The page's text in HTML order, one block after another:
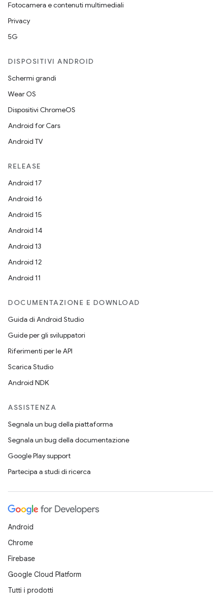
Fotocamera e contenuti multimediali
Privacy
5G
DISPOSITIVI ANDROID
Schermi grandi
Wear OS
Dispositivi ChromeOS
Android for Cars
Android TV
RELEASE
Android 17
Android 16
Android 15
Android 14
Android 13
Android 12
Android 11
DOCUMENTAZIONE E DOWNLOAD
Guida di Android Studio
Guide per gli sviluppatori
Riferimenti per le API
Scarica Studio
Android NDK
ASSISTENZA
Segnala un bug della piattaforma
Segnala un bug della documentazione
Google Play support
Partecipa a studi di ricerca
Android
Chrome
Firebase
Google Cloud Platform
Tutti i prodotti